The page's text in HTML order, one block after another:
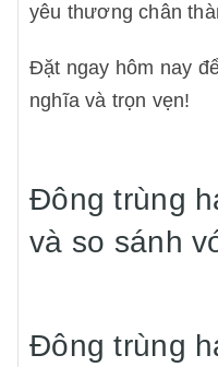
yêu thương chân
Đặt ngay hôm nay
nghĩa và trọn vẹn!
Đông trùng
và so sánh
Đông trùng